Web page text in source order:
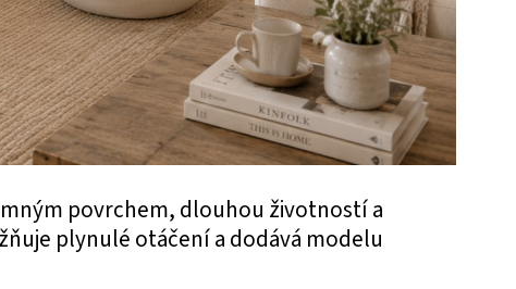
povrchem, dlouhou životností a
plynulé otáčení a dodává modelu